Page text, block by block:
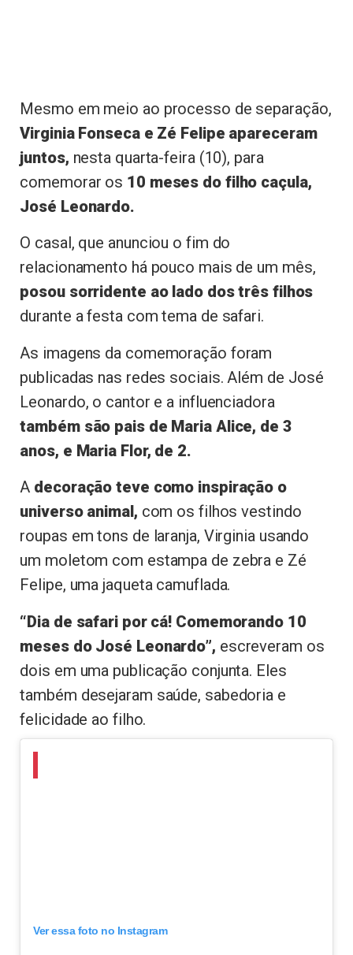
Mesmo em meio ao processo de separação,
Virginia Fonseca e Zé Felipe apareceram
juntos, nesta quarta-feira (10), para
comemorar os 10 meses do filho caçula,
José Leonardo.
O casal, que anunciou o fim do
relacionamento há pouco mais de um mês,
posou sorridente ao lado dos três filhos
durante a festa com tema de safari.
As imagens da comemoração foram
publicadas nas redes sociais. Além de José
Leonardo, o cantor e a influenciadora
também são pais de Maria Alice, de 3
anos, e Maria Flor, de 2.
A decoração teve como inspiração o
universo animal, com os filhos vestindo
roupas em tons de laranja, Virginia usando
um moletom com estampa de zebra e Zé
Felipe, uma jaqueta camuflada.
“Dia de safari por cá! Comemorando 10
meses do José Leonardo”, escreveram os
dois em uma publicação conjunta. Eles
também desejaram saúde, sabedoria e
felicidade ao filho.
Ver essa foto no Instagram